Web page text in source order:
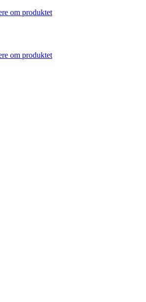
om produktet
om produktet